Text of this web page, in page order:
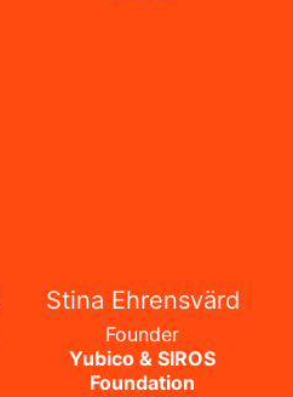
Stina Ehrensvärd
Founder
Yubico & SIROS
Foundation